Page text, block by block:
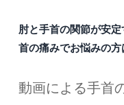
肘と手首の関節が安
首の痛みでお悩みの方
動画による手首